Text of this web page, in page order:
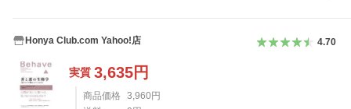
Honya Club.com Yahoo!店 4.70
実質 3,635円
商品価格 3,960 円